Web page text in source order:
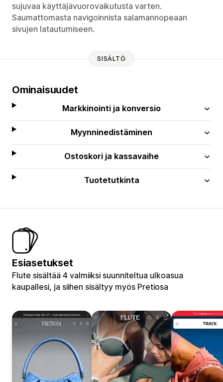
sujuvaa käyttäjävuorovaikutusta varten.
Saumattomasta navigoinnista salamannopeaan
sivujen latautumiseen.
SISÄLTÖ
Ominaisuudet
Markkinointi ja konversio
Myynninedistäminen
Ostoskori ja kassavaihe
Tuotetutkinta
Esiasetukset
Flute sisältää 4 valmiiksi suunniteltua ulkoasua
kaupallesi, ja siihen sisältyy myös Pretiosa